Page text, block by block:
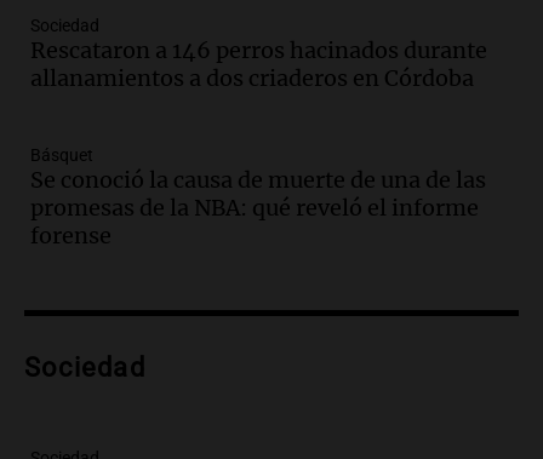
Audio.
en la Sociedad Rural de Bulaya con
actividades para toda la familia
Audio.
edificios y una casa del estudiante para
jóvenes de la región
Panorama Federal
Audio.Preparativos finales para la gran
Bulaya este sábado
Audio.
Sociedad
Rescataron a 146 perros hacinados durante
allanamientos a dos criaderos en Córdoba
Básquet
Se conoció la causa de muerte de una de las
promesas de la NBA: qué reveló el informe
forense
Sociedad